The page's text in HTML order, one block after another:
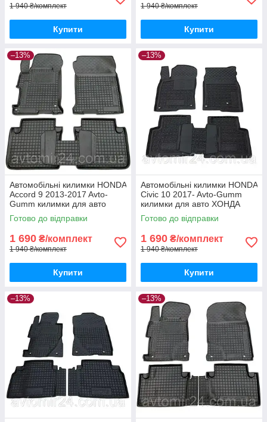
1 940 ₴/комплект
Купити
1 940 ₴/комплект
Купити
–13%
Автомобільні килимки HONDA
Accord 9 2013-2017 Avto-
Gumm килимки для авто
ХОНДА Аккорд 9 2013-2017
Автогум
Готово до відправки
1 690 ₴/комплект
1 940 ₴/комплект
Купити
–13%
Автомобільні килимки HONDA
Civic 10 2017- Avto-Gumm
килимки для авто ХОНДА
Сівік 10 2017- Автогум
Готово до відправки
1 690 ₴/комплект
1 940 ₴/комплект
Купити
–13% –13%